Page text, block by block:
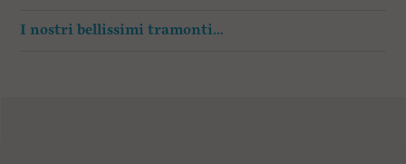
I nostri bellissimi tramonti…